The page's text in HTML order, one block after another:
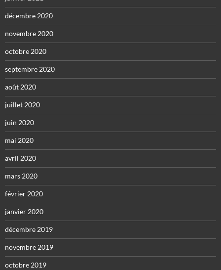
décembre 2020
novembre 2020
octobre 2020
septembre 2020
août 2020
juillet 2020
juin 2020
mai 2020
avril 2020
mars 2020
février 2020
janvier 2020
décembre 2019
novembre 2019
octobre 2019